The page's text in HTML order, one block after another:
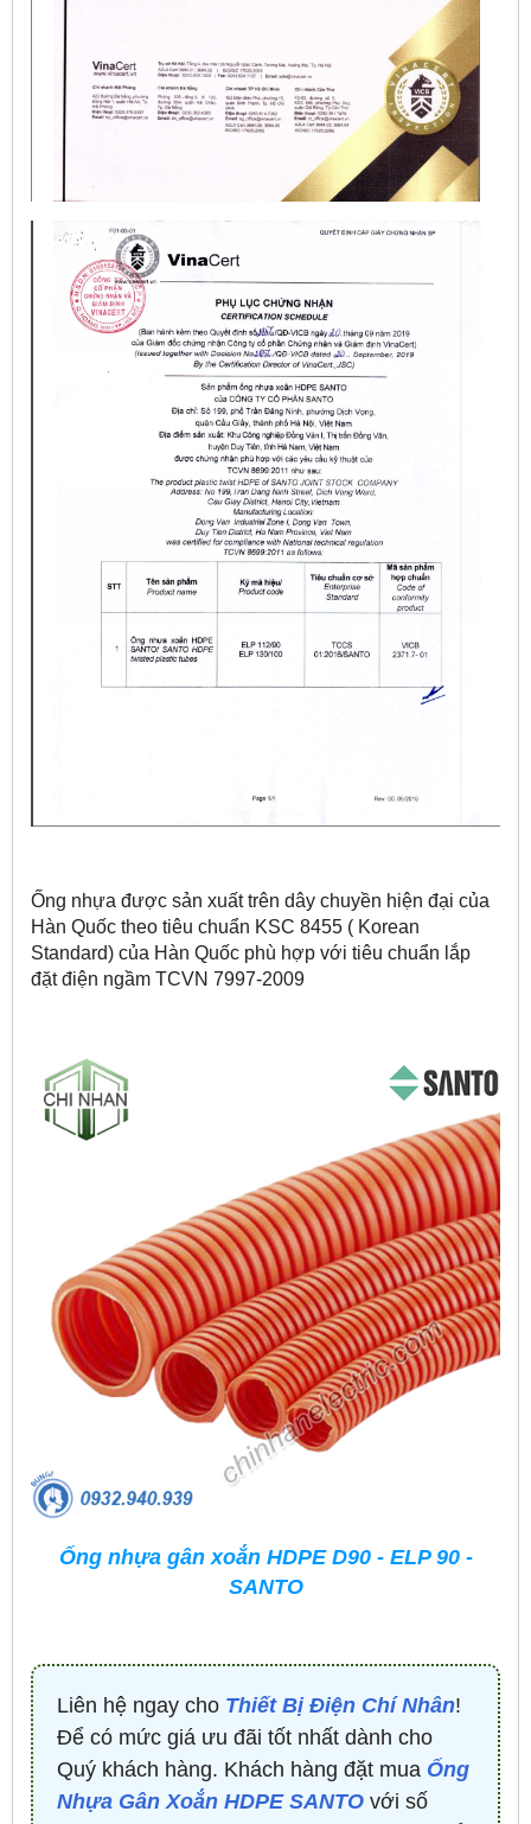
Ống nhựa được sản xuất trên dây chuyền hiện đại của
Hàn Quốc theo tiêu chuẩn KSC 8455 ( Korean
Standard) của Hàn Quốc phù hợp với tiêu chuẩn lắp
đặt điện ngầm TCVN 7997-2009
Ống nhựa gân xoắn HDPE D90 - ELP 90 -
SANTO
Liên hệ ngay cho Thiết Bị Điện Chí Nhân!
Để có mức giá ưu đãi tốt nhất dành cho
Quý khách hàng. Khách hàng đặt mua Ống
Nhựa Gân Xoắn HDPE SANTO với số